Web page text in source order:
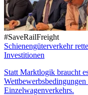
#SaveRailFreight
Schienengüterverkehr
Investitionen
Statt Marktlogik braucht
Einzelwagenverkehrs.